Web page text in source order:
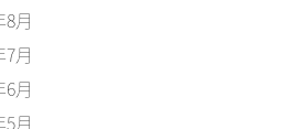
8月
7月
6月
5月